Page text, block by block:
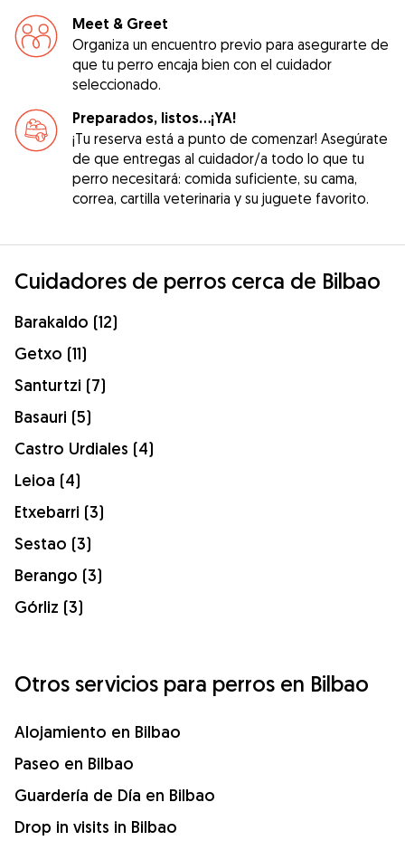
Meet & Greet
Organiza un encuentro previo para asegurarte de
que tu perro encaja bien con el cuidador
seleccionado.
Preparados, listos...¡YA!
¡Tu reserva está a punto de comenzar! Asegúrate
de que entregas al cuidador/a todo lo que tu
perro necesitará: comida suficiente, su cama,
correa, cartilla veterinaria y su juguete favorito.
Cuidadores de perros cerca de Bilbao
Barakaldo (12)
Getxo (11)
Santurtzi (7)
Basauri (5)
Castro Urdiales (4)
Leioa (4)
Etxebarri (3)
Sestao (3)
Berango (3)
Górliz (3)
Otros servicios para perros en Bilbao
Alojamiento en Bilbao
Paseo en Bilbao
Guardería de Día en Bilbao
Drop in visits in Bilbao